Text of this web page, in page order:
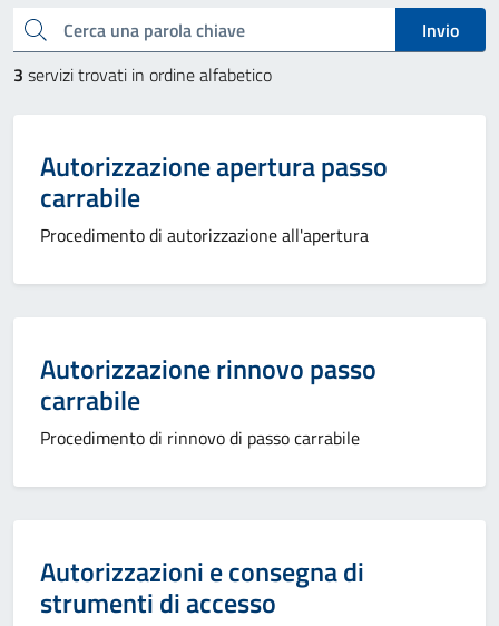
Cerca una parola chiave
Invio
3 servizi trovati in ordine alfabetico
Autorizzazione apertura passo
carrabile
Procedimento di autorizzazione all'apertura
Autorizzazione rinnovo passo
carrabile
Procedimento di rinnovo di passo carrabile
Autorizzazioni e consegna di
strumenti di accesso